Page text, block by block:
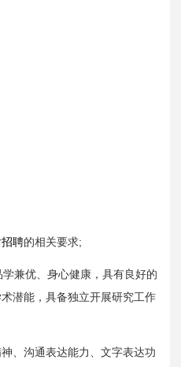
聘的相关要求;
学兼优、身心健康，具有良好的
潜能，具备独立开展研究工作
、沟通表达能力、文字表达功